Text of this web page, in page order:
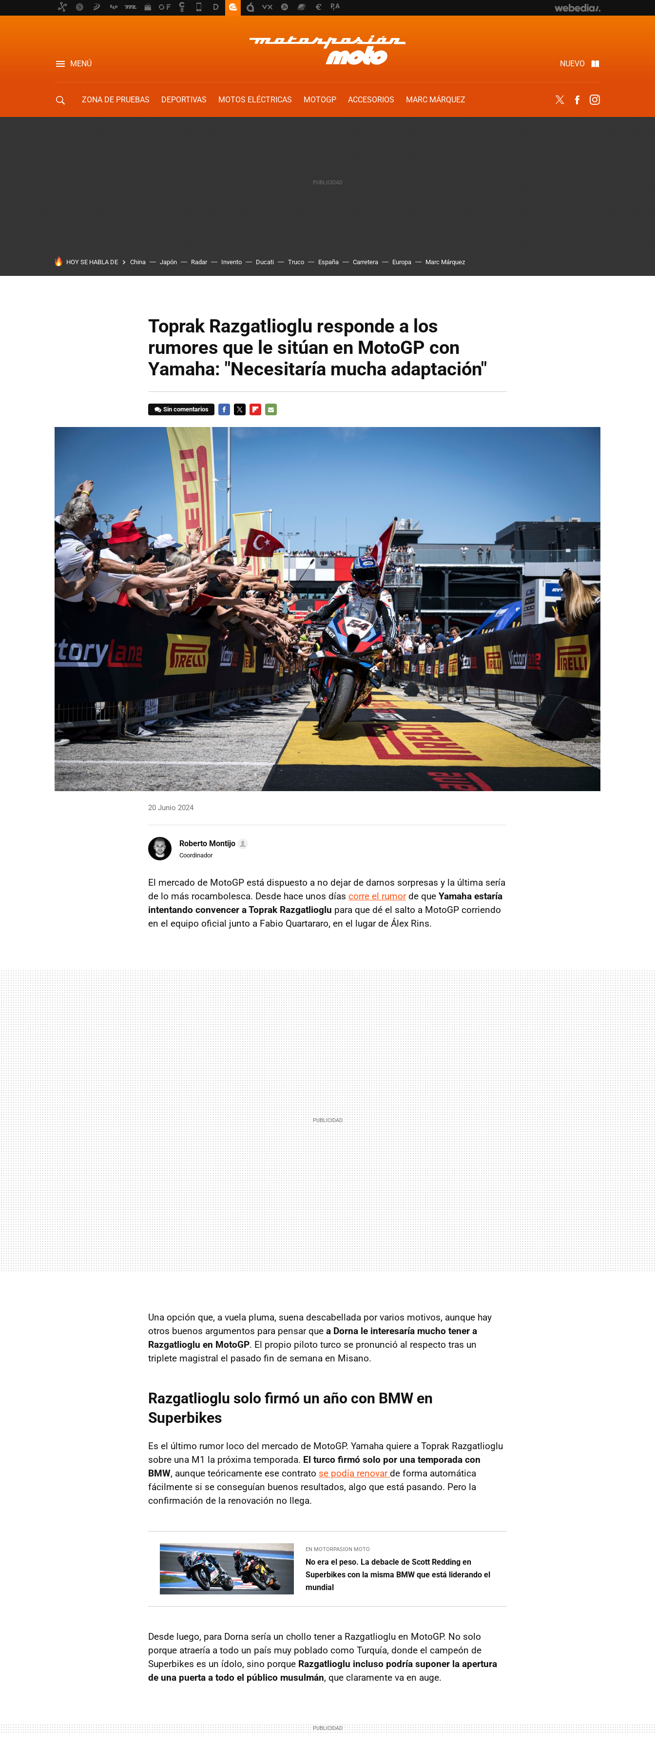
MENÚ NUEVO
ZONA DE PRUEBAS DEPORTIVAS MOTOS ELÉCTRICAS MOTOGP ACCESORIOS
MARC MÁRQUEZ
Twitter Facebook
HOY SE HABLA DE China Japón Radar Invento Ducati Truco España Carretera Europa Marc Márquez
Toprak Razgatlioglu responde a los
rumores que le sitúan en MotoGP con
Yamaha: "Necesitaría mucha adaptación"
Sin comentarios
20 Junio 2024
Roberto Montijo
Coordinador
El mercado de MotoGP está dispuesto a no dejar de darnos sorpresas y la última sería
de lo más rocambolesca. Desde hace unos días corre el rumorde que Yamaha estaría
intentando convencer a Toprak Razgatlioglu para que dé el salto a MotoGP corriendo
en el equipo oficial junto a Fabio Quartararo, en el lugar de Álex Rins.
Una opción que, a vuela pluma, suena descabellada por varios motivos, aunque hay
otros buenos argumentos para pensar que a Dorna le interesaría mucho tener a
Razgatlioglu en MotoGP. El propio piloto turco se pronunció al respecto tras un
triplete magistral el pasado fin de semana en Misano.
Razgatlioglu solo firmó un año con BMW en
Superbikes
Es el último rumor loco del mercado de MotoGP. Yamaha quiere a Toprak Razgatlioglu
sobre una M1 la próxima temporada. El turco firmó solo por una temporada con
BMW, aunque teóricamente ese contrato se podía renovarde forma automática
fácilmente si se conseguían buenos resultados, algo que está pasando. Pero la
confirmación de la renovación no llega.
EN MOTORPASION MOTO
No era el peso. La debacle de Scott Redding en
Superbikes con la misma BMW que está liderando el
mundial
Desde luego, para Dorna sería un chollo tener a Razgatlioglu en MotoGP. No solo
porque atraería a todo un país muy poblado como Turquía, donde el campeón de
Superbikes es un ídolo, sino porque Razgatlioglu incluso podría suponer la apertura
de una puerta a todo el público musulmán, que claramente va en auge.